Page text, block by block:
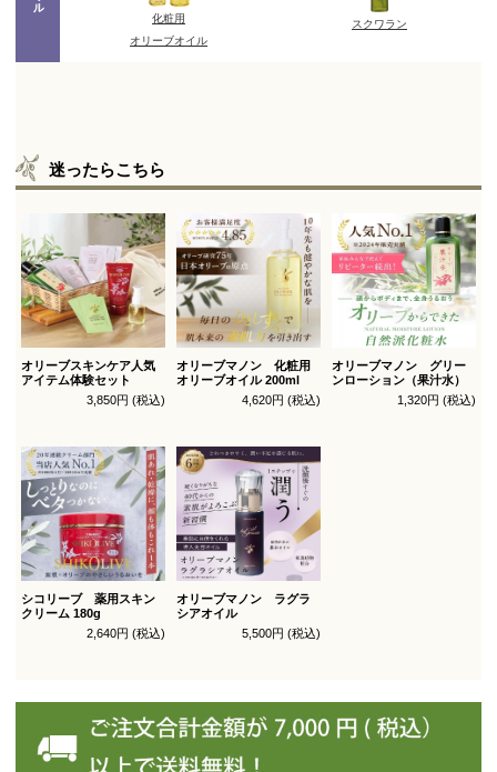
迷ったらこちら
オリーブスキンケア人気
アイテム体験セット
3,850円 (税込)
オリーブマノン 化粧用
オリーブオイル 200ml
4,620円 (税込)
オリーブマノン グリー
ンローション（果汁水）
1,320円 (税込)
シコリーブ 薬用スキン
クリーム 180g
2,640円 (税込)
オリーブマノン ラグラ
シアオイル
5,500円 (税込)